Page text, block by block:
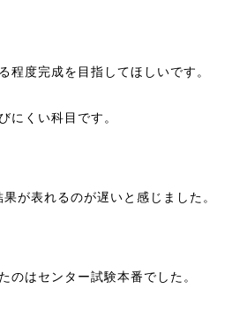
程度完成を目指してほしいです。
にくい科目です。
が表れるのが遅いと感じました。
のはセンター試験本番でした。